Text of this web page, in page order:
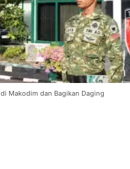
Makodim dan Bagikan Daging